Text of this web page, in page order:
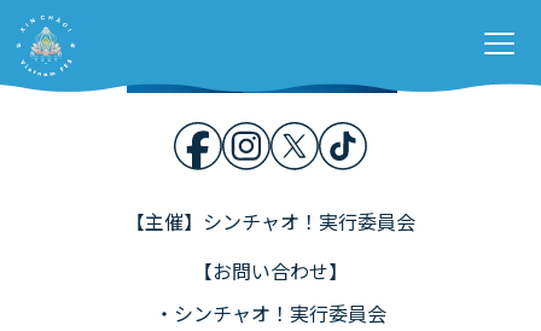
各種募集
お問い合わせ
【主催】シンチャオ！実行委員会
【お問い合わせ】
・シンチャオ！実行委員会